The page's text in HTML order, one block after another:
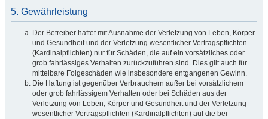
5. Gewährleistung
Der Betreiber haftet mit Ausnahme der Verletzung von Leben, Körper
und Gesundheit und der Verletzung wesentlicher Vertragspflichten
(Kardinalpflichten) nur für Schäden, die auf ein vorsätzliches oder
grob fahrlässiges Verhalten zurückzuführen sind. Dies gilt auch für
mittelbare Folgeschäden wie insbesondere entgangenen Gewinn.
Die Haftung ist gegenüber Verbrauchern außer bei vorsätzlichem
oder grob fahrlässigem Verhalten oder bei Schäden aus der
Verletzung von Leben, Körper und Gesundheit und der Verletzung
wesentlicher Vertragspflichten (Kardinalpflichten) auf die bei